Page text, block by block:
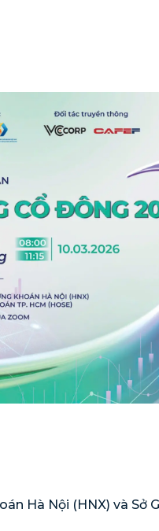
Hà Nội (HNX) và Sở